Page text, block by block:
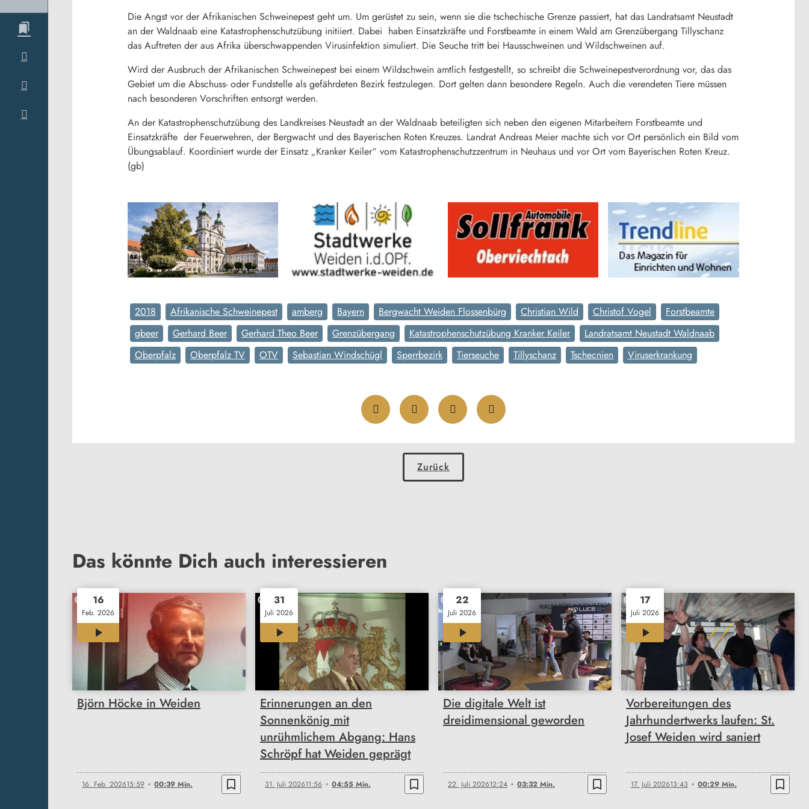
Die Angst vor der Afrikanischen Schweinepest geht um. Um gerüstet zu sein, wenn sie die tschechische Grenze passiert, hat das Landratsamt Neustadt
an der Waldnaab eine Katastrophenschutzübung initiiert. Dabei haben Einsatzkräfte und Forstbeamte in einem Wald am Grenzübergang Tillyschanz
das Auftreten der aus Afrika überschwappenden Virusinfektion simuliert. Die Seuche tritt bei Hausschweinen und Wildschweinen auf.
Wird der Ausbruch der Afrikanischen Schweinepest bei einem Wildschwein amtlich festgestellt, so schreibt die Schweinepestverordnung vor, das das
Gebiet um die Abschuss- oder Fundstelle als gefährdeten Bezirk festzulegen. Dort gelten dann besondere Regeln. Auch die verendeten Tiere müssen
nach besonderen Vorschriften entsorgt werden.
An der Katastrophenschutzübung des Landkreises Neustadt an der Waldnaab beteiligten sich neben den eigenen Mitarbeitern Forstbeamte und
Einsatzkräfte der Feuerwehren, der Bergwacht und des Bayerischen Roten Kreuzes. Landrat Andreas Meier machte sich vor Ort persönlich ein Bild vom
Übungsablauf. Koordiniert wurde der Einsatz „Kranker Keiler“ vom Katastrophenschutzzentrum in Neuhaus und vor Ort vom Bayerischen Roten Kreuz.
(gb)
2018 Afrikanische Schweinepest amberg Bayern Bergwacht Weiden Flossenbürg Christian Wild Christof Vogel
Forstbeamte
gbeer
Gerhard Beer Gerhard Theo Beer Grenzübergang Katastrophenschutzübung Kranker Keiler
Landratsamt Neustadt Waldnaab
Oberpfalz
Oberpfalz TV OTV Sebastian Windschügl Sperrbezirk Tierseuche Tillyschanz Tschecnien Viruserkrankung
Zurück
Das könnte Dich auch interessieren
16
Feb. 2026
Björn Höcke in Weiden
16. Feb. 202615:59 00:39 Min. bookmark_border
31
Juli 2026
04:55
Erinnerungen an den
Sonnenkönig mit
unrühmlichem Abgang: Hans
Schröpf hat Weiden geprägt
31. Juli 202611:56 04:55 Min. bookmark_border
22
Juli 2026
03:32
Die digitale Welt ist
dreidimensional geworden
22. Juli 202612:24 03:32 Min. bookmark_border
17
Juli 2026
00:29
Vorbereitungen des
Jahrhundertwerks laufen: St.
Josef Weiden wird saniert
17. Juli 202613:43 00:29 Min. bookmark_border